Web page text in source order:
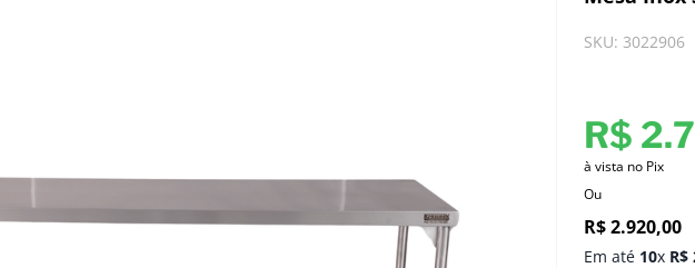
SKU: 3022906
R$ 2.
à vista no Pix
Ou
R$ 2.920,00
Em até 10x R$
fritadeira